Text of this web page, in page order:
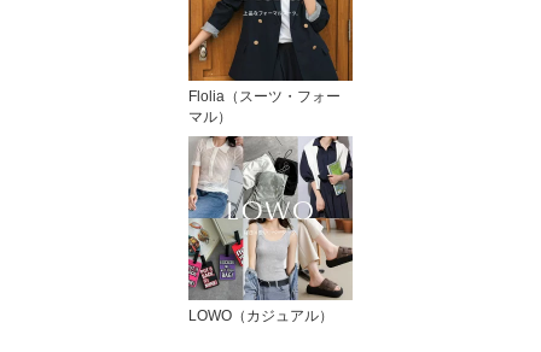
Flolia（スーツ・フォー
マル）
LOWO（カジュアル）